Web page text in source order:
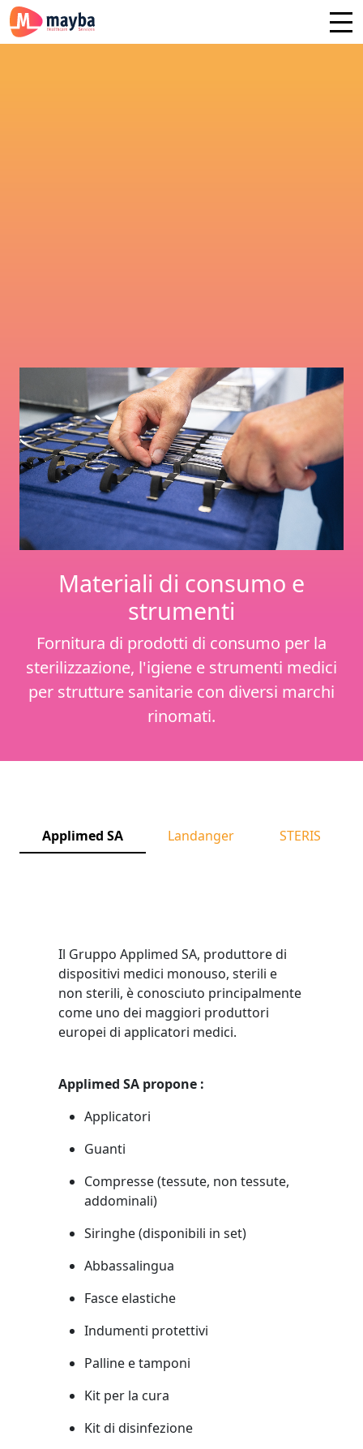
Materiali di consumo e
strumenti
Fornitura di prodotti di consumo per la
sterilizzazione, l'igiene e strumenti medici
per strutture sanitarie con diversi marchi
rinomati.
Applimed SA Landanger STERIS
Il Gruppo Applimed SA, produttore di
dispositivi medici monouso, sterili e
non sterili, è conosciuto principalmente
come uno dei maggiori produttori
europei di applicatori medici.
Applimed SA propone :
Applicatori
Guanti
Compresse (tessute, non tessute,
addominali)
Siringhe (disponibili in set)
Abbassalingua
Fasce elastiche
Indumenti protettivi
Palline e tamponi
Kit per la cura
Kit di disinfezione